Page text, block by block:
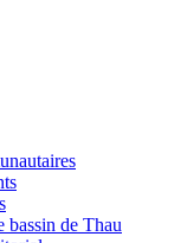
bassin de Thau